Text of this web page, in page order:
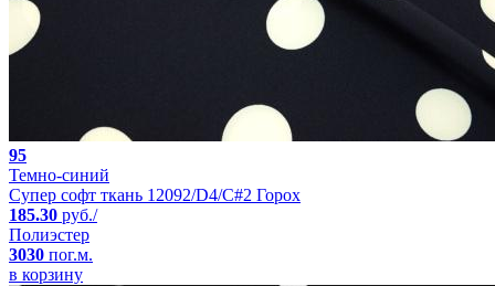
95
Темно-синий
Супер софт ткань 12092/D4/C#2 Горох
185.30 руб./
Полиэстер
3030 пог.м.
в корзину